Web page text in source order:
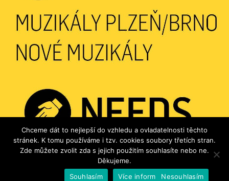
Chceme dát to nejlepší do vzhledu a ovladatelnosti těchto
stránek. K tomu používáme i tzv. cookies soubory třetích stran.
Zde můžete zvolit zda s jejich použitím souhlasíte nebo ne.
Děkujeme.
Souhlasím
Nesouhlasím
Více informací